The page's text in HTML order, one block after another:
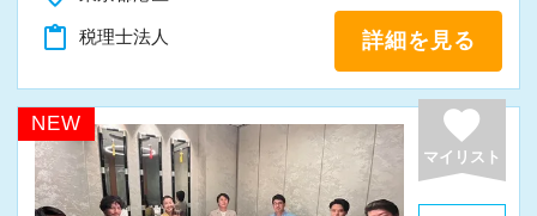
content_paste 税理士法人 詳細を見る
NEW favorite
マイリスト